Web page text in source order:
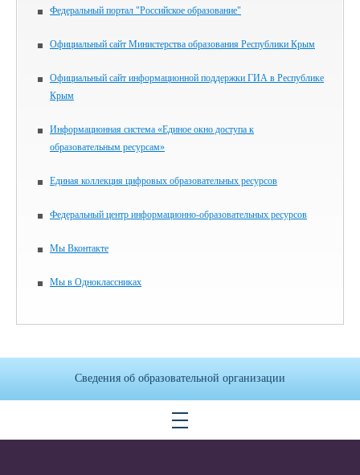
Федеральный портал "Российское образование"
Официальный сайт Министерства образования Республики Крым
Официальный сайт информационной поддержки ГИА в Республике
Крым
Информационная система «Единое окно доступа к
образовательным ресурсам»
Единая коллекция цифровых образовательных ресурсов
Федеральный центр информационно-образовательных ресурсов
Мы Вконтакте
Мы в Одноклассниках
Сведения об образовательной организации